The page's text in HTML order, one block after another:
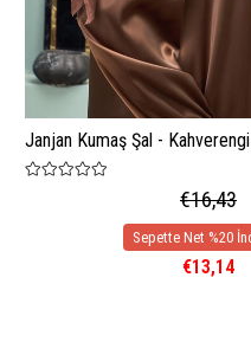
Janjan Kumaş Şal - Kahverengi
€16,43
€13,14